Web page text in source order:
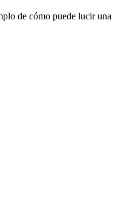
de cómo puede lucir una